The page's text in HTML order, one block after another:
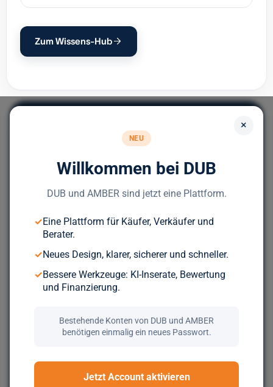
Zum Wissens-Hub
×
NEU
Willkommen bei DUB
DUB und AMBER sind jetzt eine Plattform.
✓Eine Plattform für Käufer, Verkäufer und
Berater.
✓Neues Design, klarer, sicherer und schneller.
✓Bessere Werkzeuge: KI-Inserate, Bewertung
und Finanzierung.
Bestehende Konten von DUB und AMBER
benötigen einmalig ein neues Passwort.
Jetzt Account aktivieren
Unternehmensnachfolge.
Bereit für deinen nächsten Deal?
Durchsuche über 5.000 geprüfte Unternehmen aus ganz